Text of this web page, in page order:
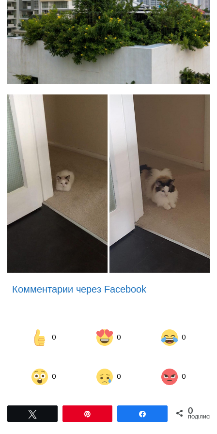
Комментарии через Facebook
0 0 0
0 0 0
Поділитися0
ПОДІЛИСЬ